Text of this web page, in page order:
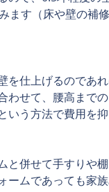
ます（床や壁の補
を仕上げるのであ
わせて、腰高まで
う方法で費用を抑
と併せて手すりや
ームであっても家